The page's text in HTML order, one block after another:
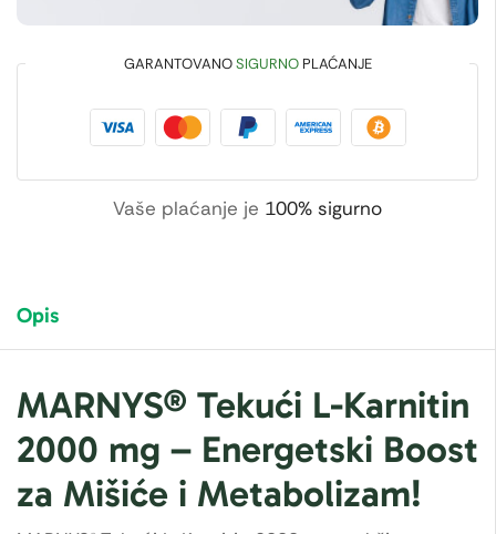
GARANTOVANOSIGURNOPLAĆANJE
Vaše plaćanje je 100% sigurno
Opis
MARNYS® Tekući L-Karnitin
2000 mg – Energetski Boost
za Mišiće i Metabolizam!